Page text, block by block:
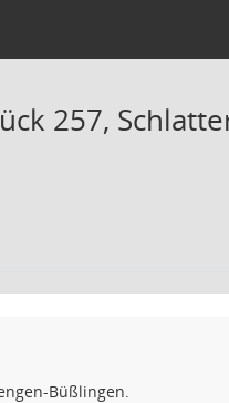
257,
Büßlingen.